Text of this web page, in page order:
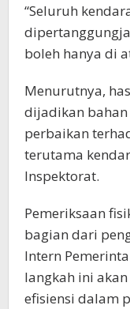
“Seluruh
boleh hanya di
Menurutnya,
dijadikan bahan
perbaikan
terutama
Inspektorat.
Pemeriksaan
bagian dari
Intern
langkah ini
efisiensi dalam